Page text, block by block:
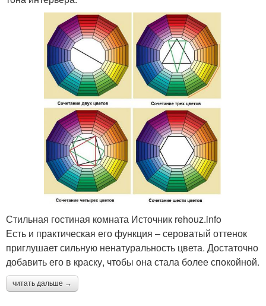
Стильная гостиная комната Источник rehouz.info
Есть и практическая его функция – сероватый оттенок
приглушает сильную ненатуральность цвета. Достаточно
добавить его в краску, чтобы она стала более спокойной.
читать дальше →